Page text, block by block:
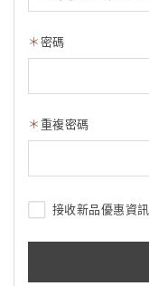
密碼
重複密碼
接收新品優惠資訊